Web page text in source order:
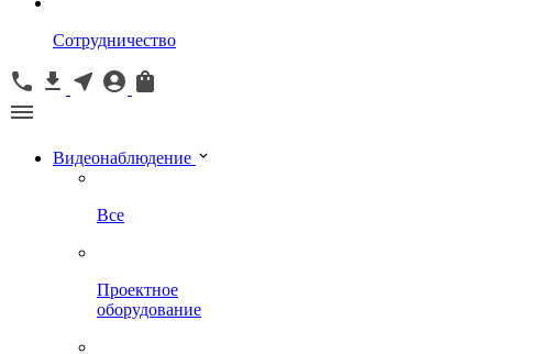
Сотрудничество
Видеонаблюдение
Все
Проектное
оборудование